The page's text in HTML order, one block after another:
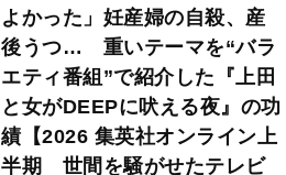
よかった」妊産婦の自殺、産
後うつ… 重いテーマを“バラ
エティ番組”で紹介した『上田
と女がDEEPに吠える夜』の功
績【2026 集英社オンライン上
半期 世間を騒がせたテレビ